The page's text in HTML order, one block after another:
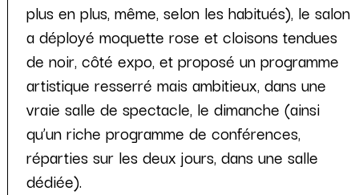
plus en plus, même, selon les habitués), le salon
a déployé moquette rose et cloisons tendues
de noir, côté expo, et proposé un programme
artistique resserré mais ambitieux, dans une
vraie salle de spectacle, le dimanche (ainsi
qu’un riche programme de conférences,
réparties sur les deux jours, dans une salle
dédiée).